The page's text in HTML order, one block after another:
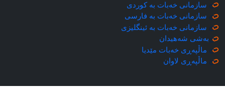
سازمانی خه‌بات به کوردی
سازمانی خه‌بات به فارسی
سازمانی خه‌بات به ئینگلیزی
به‌شی شه‌هیدان
ماڵپه‌ڕی خه‌بات مێدیا
ماڵپه‌ڕی لاوان